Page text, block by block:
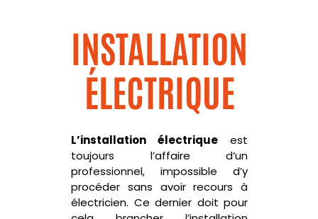
INSTALLATION
ÉLECTRIQUE
L’installation électrique est
toujours l’affaire d’un
professionnel, impossible d’y
procéder sans avoir recours à
électricien. Ce dernier doit pour